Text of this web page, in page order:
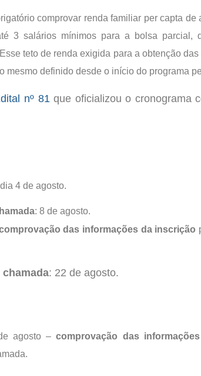
comprovar renda familiar per capta de
3 salários mínimos para a bolsa parcial,
teto de renda exigida para a obtenção
mesmo definido desde o início do programa
nº 81 que oficializou o cronograma
4 de agosto.
: 8 de agosto.
das informações da inscrição
chamada: 22 de agosto.
–comprovação das